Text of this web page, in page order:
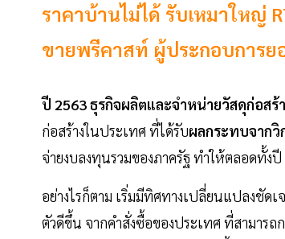
ราคาบ้านไม่ได้ รับเหมาใหญ่
ขายพรีคาสท์ ผู้ประกอบการย
ปี 2563 ธุรกิจผลิตและจำหน่ายวัสดุก่อส
ก่อสร้างในประเทศ ที่ได้รับผลกระทบจากวิ
จ่ายงบลงทุนรวมของภาครัฐ ทำให้ตลอดทั้ง
อย่างไรก็ตาม เริ่มมีทิศทางเปลี่ยนแปลงชั
ตัวดีขึ้น จากคำสั่งซื้อของประเทศ ที่สามาร